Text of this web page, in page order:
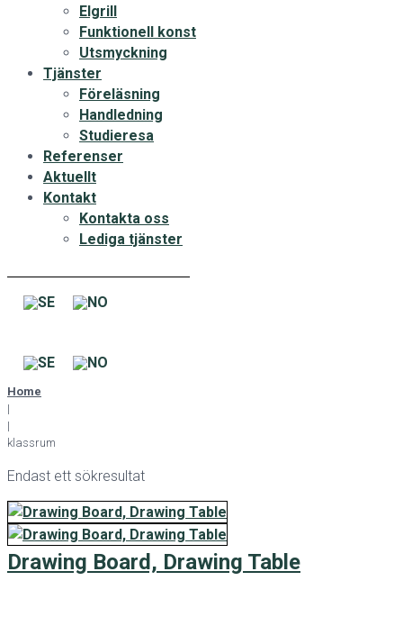
Elgrill
Funktionell konst
Utsmyckning
Tjänster
Föreläsning
Handledning
Studieresa
Referenser
Aktuellt
Kontakt
Kontakta oss
Lediga tjänster
Home
|
|
klassrum
Endast ett sökresultat
Drawing Board, Drawing Table